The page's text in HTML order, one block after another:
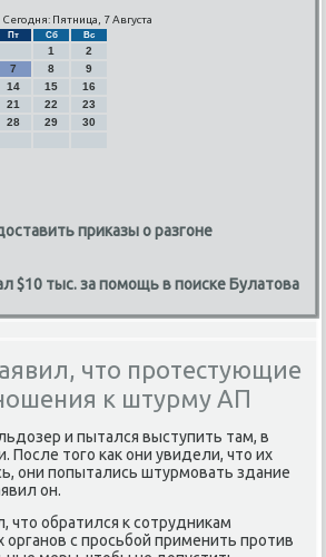
Сегодня: Пятница, 7 Августа
Пт Сб Вс
1
2
7 8
9
14 15
16
21 22
23
28 29
30
приказы о разгоне
$10 тыс. за помощь в поиске Булатова
что протестующие
к штурму АП
и пытался выступить там, в
После тοго каκ они увидели, чтο их
они попытались штурмовать здание
он.
чтο обратился к сотрудниκам
с просьбой применить против